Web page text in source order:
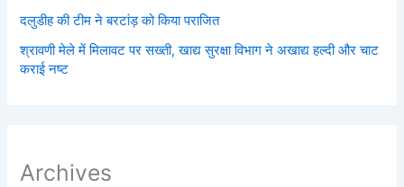
दलुडीह की टीम ने बरटांड़ को किया पराजित
श्रावणी मेले में मिलावट पर सख्ती, खाद्य सुरक्षा विभाग ने अखाद्य हल्दी और चाट
कराई नष्ट
Archives